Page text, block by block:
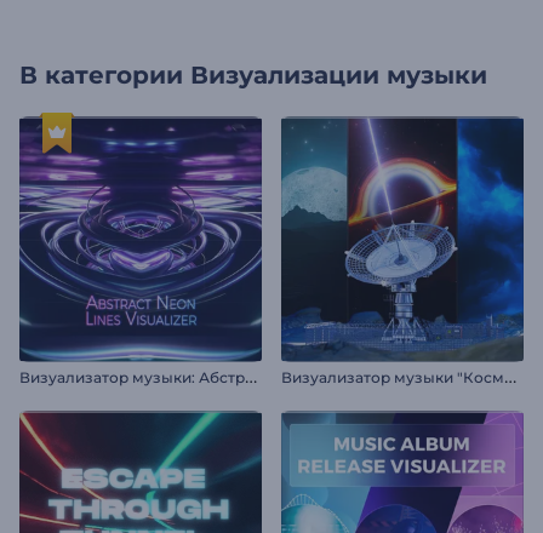
В категории Визуализации музыки
В
изуализатор музыки: Абстрактные неоновые линии В
изуализатор музыки "Космическая обсерватория"